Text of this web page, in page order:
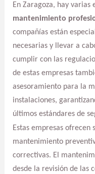
En Zaragoza, hay varias
mantenimiento
compañías están
necesarias y llevar a
cumplir con las
de estas empresas
asesoramiento para la
instalaciones,
últimos estándares de
Estas empresas ofrecen
mantenimiento
correctivas. El
desde la revisión de las